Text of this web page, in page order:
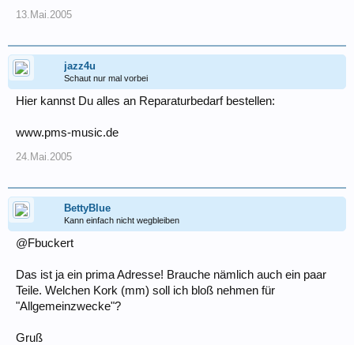
13.Mai.2005
jazz4u
Schaut nur mal vorbei
Hier kannst Du alles an Reparaturbedarf bestellen:
www.pms-music.de
24.Mai.2005
BettyBlue
Kann einfach nicht wegbleiben
@Fbuckert
Das ist ja ein prima Adresse! Brauche nämlich auch ein paar
Teile. Welchen Kork (mm) soll ich bloß nehmen für
"Allgemeinzwecke"?
Gruß